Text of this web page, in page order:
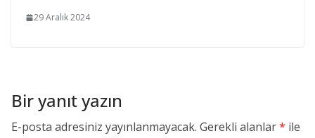
29 Aralık 2024
Bir yanıt yazın
E-posta adresiniz yayınlanmayacak. Gerekli alanlar* ile